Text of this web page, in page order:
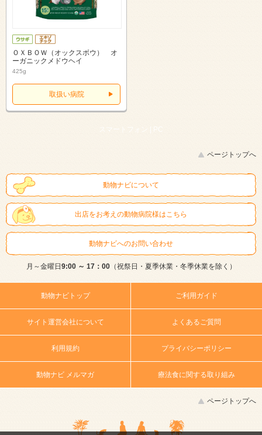
ＯＸＢＯＷ（オックスボウ） オ
ーガニックメドウヘイ
425g
取扱い病院
スマートフォン | PC
ページトップへ
動物ナビについて
出店をお考えの動物病院様はこちら
動物ナビへのお問い合わせ
月～金曜日9:00 ～ 17：00（祝祭日・夏季休業・冬季休業を除く）
動物ナビトップ ご利用ガイド
サイト運営会社について よくあるご質問
利用規約 プライバシーポリシー
動物ナビ メルマガ 療法食に関する取り組み
ページトップへ